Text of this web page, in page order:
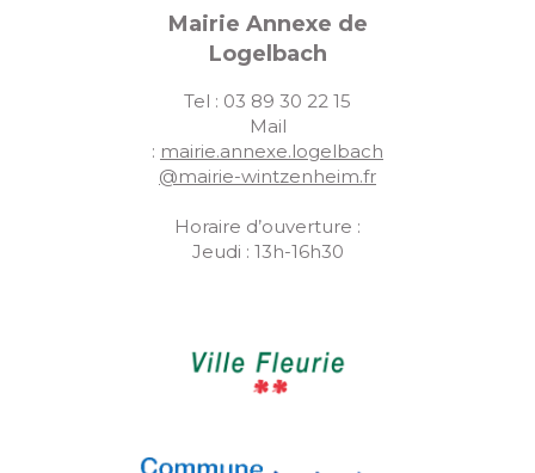
Mairie Annexe de
Logelbach
Tel : 03 89 30 22 15
Mail
: mairie.annexe.logelbach
@mairie-wintzenheim.fr
Horaire d’ouverture :
Jeudi : 13h-16h30